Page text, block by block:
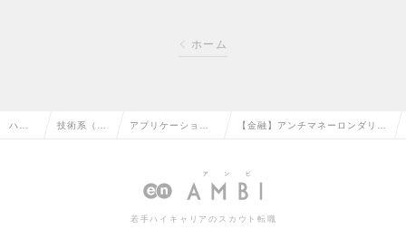
ホーム
ハイ 技術系（電 アプリケーション
（制御・組み込み
【金融】アンチマネーロンダリン
技術者・基盤技術者<1188>の求
若手ハイキャリアのスカウト転職